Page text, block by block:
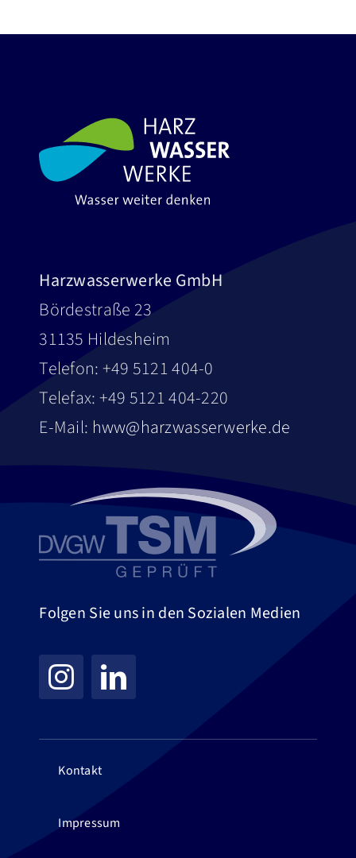
Harzwasserwerke GmbH
Bördestraße 23
31135 Hildesheim
Telefon: +49 5121 404-0
Telefax: +49 5121 404-220
E-Mail: hww@harzwasserwerke.de
Folgen Sie uns in den Sozialen Medien
Kontakt
Impressum